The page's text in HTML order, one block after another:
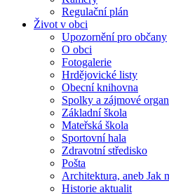
Regulační plán
Život v obci
Upozornění pro občany
O obci
Fotogalerie
Hrdějovické listy
Obecní knihovna
Spolky a zájmové
Základní škola
Mateřská škola
Sportovní hala
Zdravotní středisko
Pošta
Architektura, aneb Jak
Historie aktualit